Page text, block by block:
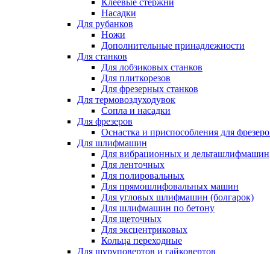
Клеевые стержни
Насадки
Для рубанков
Ножи
Дополнительные принадлежности
Для станков
Для лобзиковых станков
Для плиткорезов
Для фрезерных станков
Для термовоздуходувок
Сопла и насадки
Для фрезеров
Оснастка и приспособления для
Для шлифмашин
Для вибрационных и дельташлифмашин
Для ленточных
Для полировальных
Для прямошлифовальных машин
Для угловых шлифмашин (болгарок)
Для шлифмашин по бетону
Для щеточных
Для эксцентриковых
Кольца переходные
Для шуруповертов и гайковертов